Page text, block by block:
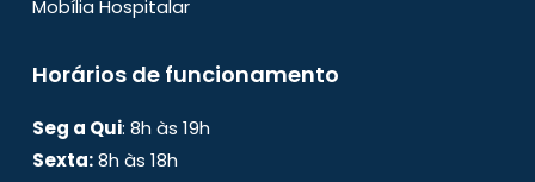
Mobília Hospitalar
Horários de funcionamento
Seg a Qui: 8h às 19h
Sexta:8h às 18h